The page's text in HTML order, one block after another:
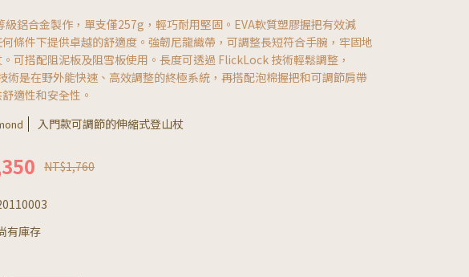
級鋁合金製作，單支僅257g，輕巧耐用堅固。EVA軟質塑膠握把有效減
條件下提供卓越的舒適度。強韌尼龍織帶，可調整長短符合手腕，牢固地
可搭配阻泥板及阻雪板使用。長度可透過 FlickLock 技術輕鬆調整，
術是在野外能快速、高效調整的終極系統，再搭配泡棉握把和可調節肩帶
適性和安全性。
入門款可調節的伸縮式登山杖
NT$1,760
有庫存